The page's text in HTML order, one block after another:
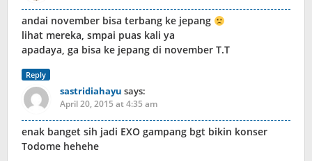
andai november bisa terbang ke jepang
lihat mereka, smpai puas kali ya
apadaya, ga bisa ke jepang di november T.T
Reply
sastridiahayu says:
April 20, 2015 at 4:35 am
enak banget sih jadi EXO gampang bgt bikin konser
Todome hehehe